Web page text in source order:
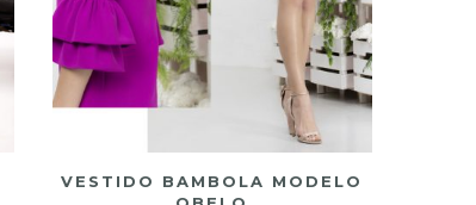
VESTIDO BAMBOLA MODELO